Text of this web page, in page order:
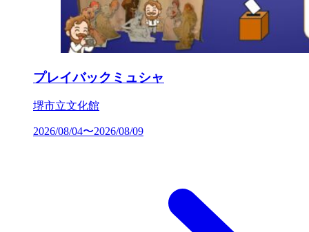
プレイバックミュシャ
堺市立文化館
2026/08/04〜2026/08/09